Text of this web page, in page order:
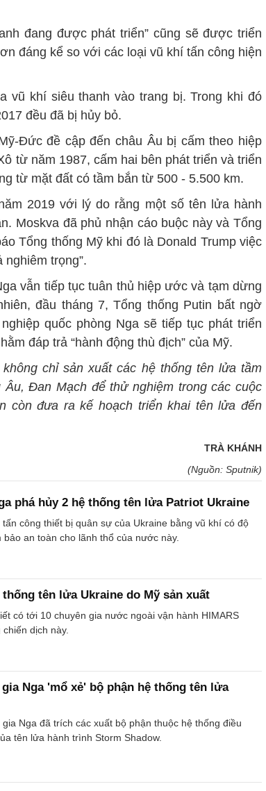
đang được phát triển” cũng sẽ được triển
đáng kể so với các loại vũ khí tấn công hiện
vũ khí siêu thanh vào trang bị. Trong khi đó
đều đã bị hủy bỏ.
Đức đề cập đến châu Âu bị cấm theo hiệp
từ năm 1987, cấm hai bên phát triển và triển
từ mặt đất có tầm bắn từ 500 - 5.500 km.
2019 với lý do rằng một số tên lửa hành
Moskva đã phủ nhận cáo buộc này và Tổng
Tổng thống Mỹ khi đó là Donald Trump việc
trọng”.
vẫn tiếp tục tuân thủ hiệp ước và tạm dừng
đầu tháng 7, Tổng thống Putin bất ngờ
quốc phòng Nga sẽ tiếp tục phát triển
đáp trả “hành động thù địch” của Mỹ.
chỉ sản xuất các hệ thống tên lửa tầm
Đan Mạch để thử nghiệm trong các cuộc
còn đưa ra kế hoạch triển khai tên lửa đến
TRÀ KHÁNH
(Nguồn: Sputnik)
phá hủy 2 hệ thống tên lửa Patriot Ukraine
công thiết bị quân sự của Ukraine bằng vũ khí có độ
an toàn cho lãnh thổ của nước này.
thống tên lửa Ukraine do Mỹ sản xuất
có tới 10 chuyên gia nước ngoài vận hành HIMARS
dịch này.
Nga 'mổ xẻ' bộ phận hệ thống tên lửa
Nga đã trích các xuất bộ phận thuộc hệ thống điều
tên lửa hành trình Storm Shadow.